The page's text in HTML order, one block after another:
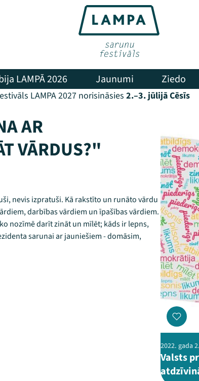
LAMPĀ 2026 Jaunumi Ziedo
LAMPA 2027 norisināsies 2.–3. jūlijā Cēsīs
AR
VĀRDUS?"
nevis izpratuši. Kā rakstīto un runāto vārdu
darbības vārdiem un īpašības vārdiem.
nozīmē darīt zināt un mīlēt; kāds ir lepns,
sarunai ar jauniešiem - domāsim,
2022. gada
Valsts